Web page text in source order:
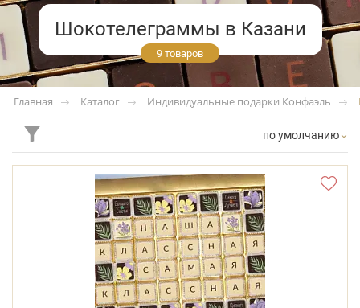
Шокотелеграммы в Казани
9 товаров
Главная Каталог Индивидуальные подарки Конфаэль
по умолчанию